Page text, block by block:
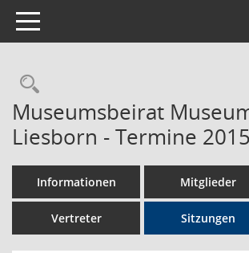
Toggle navigation
Rechercheauswahl
Museumsbeirat
Liesborn - Termine 2015
Informationen Mitglieder
Vertreter Sitzungen